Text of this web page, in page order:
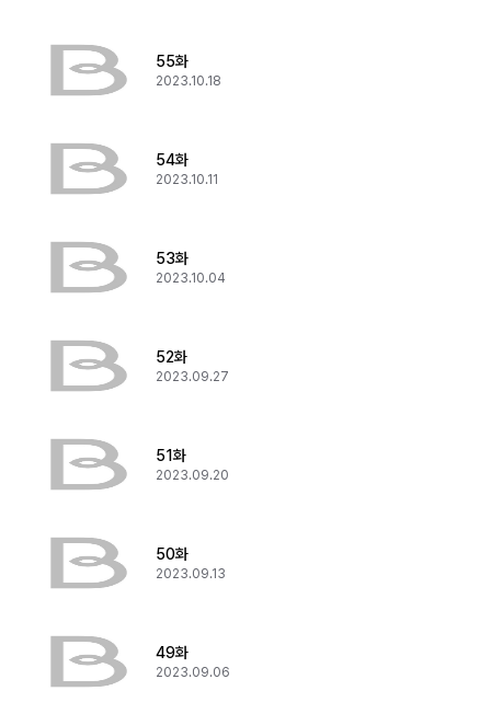
55화
2023.10.18
54화
2023.10.11
53화
2023.10.04
52화
2023.09.27
51화
2023.09.20
50화
2023.09.13
49화
2023.09.06